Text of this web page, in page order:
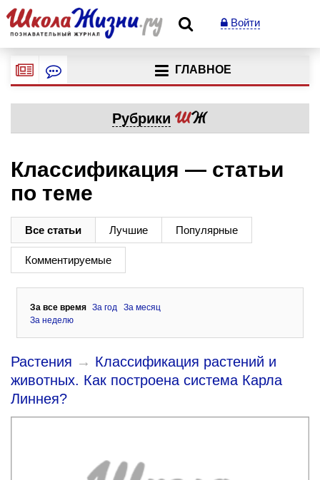
Войти
ГЛАВНОЕ
Рубрики
Классификация — статьи
по теме
Все статьи Лучшие Популярные
Комментируемые
За все время За год
За месяц
За неделю
Растения → Классификация растений и
животных. Как построена система Карла
Линнея?